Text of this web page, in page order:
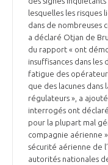
lesquelles les risques
dans de nombreuses
a déclaré Otjan de
du rapport « ont
insuffisances dans les
fatigue des
que des lacunes dans
régulateurs », a
interrogés ont
pour la plupart mal
compagnie aérienne
sécurité aérienne de
autorités nationales